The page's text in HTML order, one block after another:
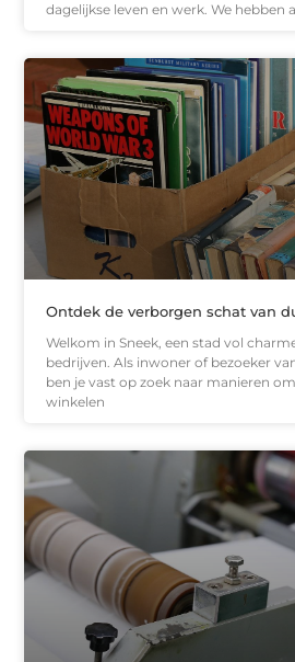
dagelijkse leven en werk. We hebben
Ontdek de verborgen schat van
Welkom in Sneek, een stad vol
bedrijven. Als inwoner of bezoeker
ben je vast op zoek naar manieren
winkelen